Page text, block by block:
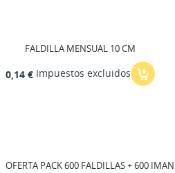
FALDILLA MENSUAL 10 CM
0,14 € Impuestos excluidos
OFERTA PACK 600 FALDILLAS + 600